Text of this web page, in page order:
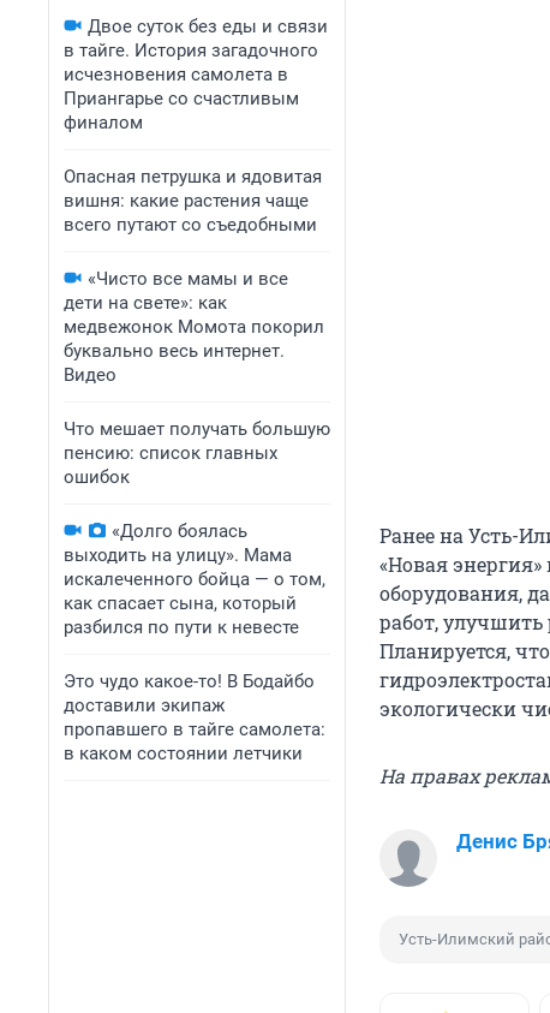
Двое суток без еды и связи
в тайге. История загадочного
исчезновения самолета в
Приангарье со счастливым
финалом
Опасная петрушка и ядовитая
вишня: какие растения чаще
всего путают со съедобными
«Чисто все мамы и все
дети на свете»: как
медвежонок Момота покорил
буквально весь интернет.
Видео
Что мешает получать большую
пенсию: список главных
ошибок
«Долго боялась
выходить на улицу». Мама
искалеченного бойца — о том,
как спасает сына, который
разбился по пути к невесте
Это чудо какое-то! В Бодайбо
доставили экипаж
пропавшего в тайге самолета:
в каком состоянии летчики
Ранее на Усть-
«Новая
оборудования,
работ, улучшить
Планируется,
экологически
На правах
Денис
Усть-Илимский